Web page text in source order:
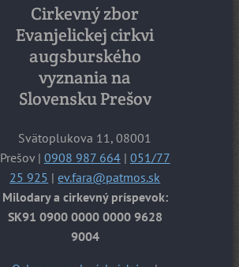
Cirkevný zbor
Evanjelickej cirkvi
augsburského
vyznania na
Slovensku Prešov
Svätoplukova 11, 08001
Prešov | 0908 987 664| 051/77
25 925 |ev.fara@patmos.sk
Milodary a cirkevný príspevok:
SK91 0900 0000 0000 9628
9004